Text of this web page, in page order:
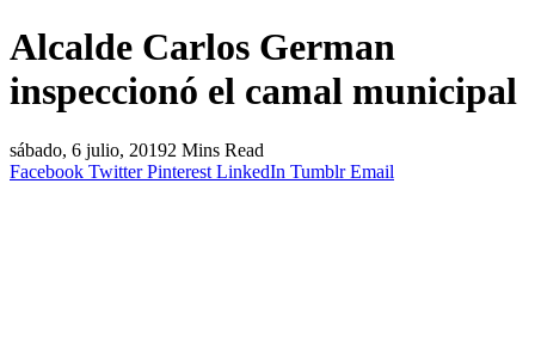
Alcalde Carlos German
inspeccionó el camal municipal
sábado, 6 julio, 20192 Mins Read
Facebook Twitter Pinterest LinkedIn Tumblr Email